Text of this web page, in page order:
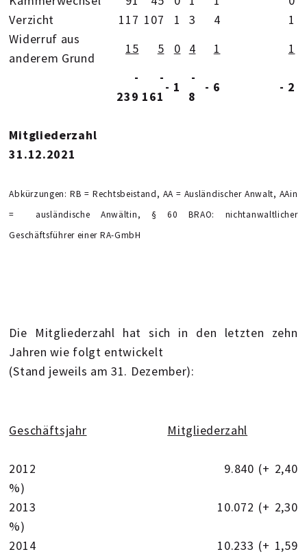
Verzicht
117 107 1 3 4
1
Widerruf aus
anderem Grund
15 5 0 4 1
1
-
239
-
161
- 1
-
8
- 6 - 2
Mitgliederzahl
31.12.2021
Abkürzungen: RB = Rechtsbeistand, AA = Ausländischer Anwalt, AAin
= ausländische Anwältin, § 60 BRAO: nichtanwaltlicher
Geschäftsführer einer RA-GmbH
Die Mitgliederzahl hat sich in den letzten zehn
Jahren wie folgt entwickelt
(Stand jeweils am 31. Dezember):
Geschäftsjahr Mitgliederzahl
2012 9.840 (+ 2,40
%)
2013 10.072 (+ 2,30
%)
2014 10.233 (+ 1,59